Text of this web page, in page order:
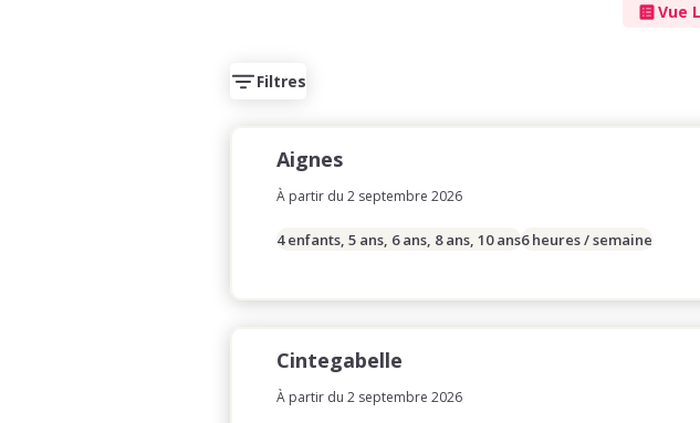
Vue
Filtres
Aignes
À partir du 2 septembre 2026
4 enfants, 5 ans, 6 ans, 8 ans, 10 ans6 heures / semaine
Cintegabelle
À partir du 2 septembre 2026